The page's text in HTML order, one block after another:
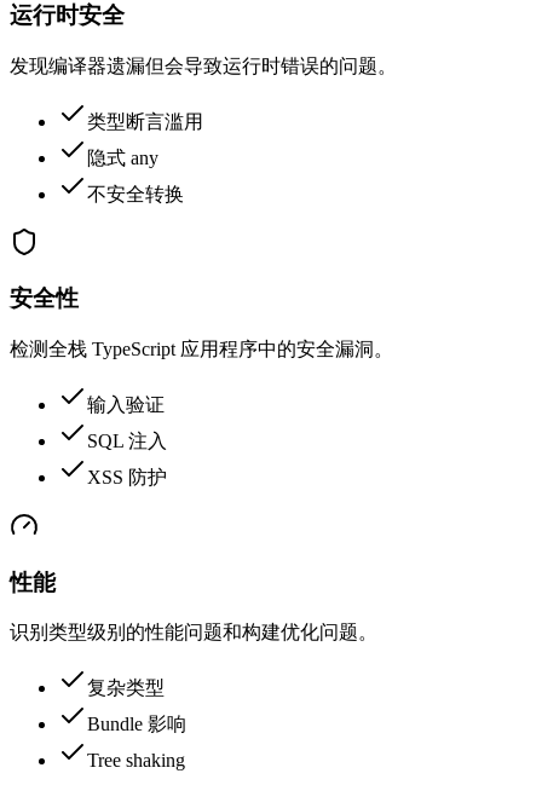
运行时安全
发现编译器遗漏但会导致运行时错误的问题。
类型断言滥用
隐式 any
不安全转换
安全性
检测全栈 TypeScript 应用程序中的安全漏洞。
输入验证
SQL 注入
XSS 防护
性能
识别类型级别的性能问题和构建优化问题。
复杂类型
Bundle 影响
Tree shaking